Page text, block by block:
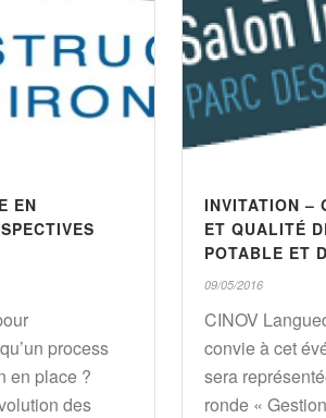
EN
process
en place ?
des
INVITATION –
ET QUALITÉ
POTABLE ET
09/05/2016
CINOV
convie à cet
sera
ronde «